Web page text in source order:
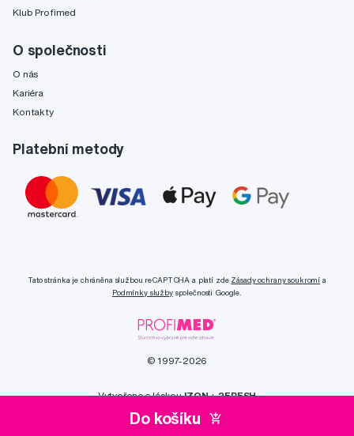
Do košíku
Klub Profimed
O společnosti
O nás
Kariéra
Kontakty
Platební metody
Tato stránka je chráněna službou reCAPTCHA a platí zde Zásady ochrany soukromí a
Podmínky službyspolečnosti Google.
© 1997-2026
Vytvořeno s láskouIZON+2FRESH